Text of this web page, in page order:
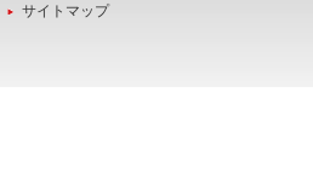
サイトマップ